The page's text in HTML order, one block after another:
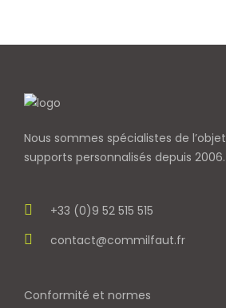
Nous sommes spécialistes de l’objet
supports personnalisés depuis 2006.
+33 (0)9 52 515 515
contact@commilfaut.fr
Conformité et normes